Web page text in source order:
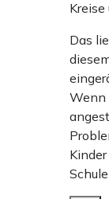
Kreise
Das
Wenn